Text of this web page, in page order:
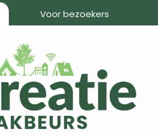
Voor bezoekers